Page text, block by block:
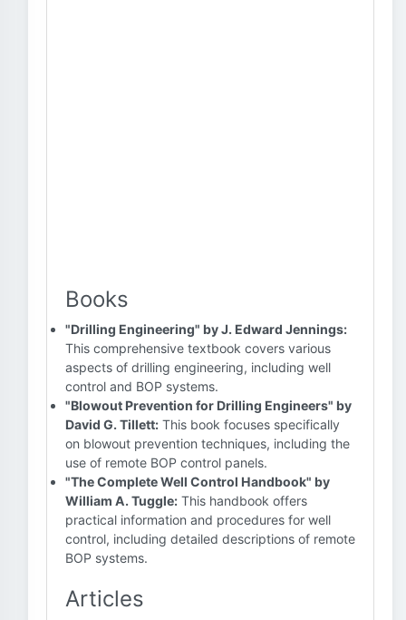
Books
"Drilling Engineering" by J. Edward Jennings:
This comprehensive textbook covers various
aspects of drilling engineering, including well
control and BOP systems.
"Blowout Prevention for Drilling Engineers" by
David G. Tillett: This book focuses specifically
on blowout prevention techniques, including the
use of remote BOP control panels.
"The Complete Well Control Handbook" by
William A. Tuggle: This handbook offers
practical information and procedures for well
control, including detailed descriptions of remote
BOP systems.
Articles